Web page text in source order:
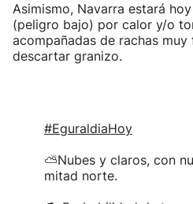
Asimismo, Navarra estará
(peligro bajo) por calor y/o
acompañadas de rachas
descartar granizo.
#EguraldiaHoy
⛅Nubes y claros, con
mitad norte.